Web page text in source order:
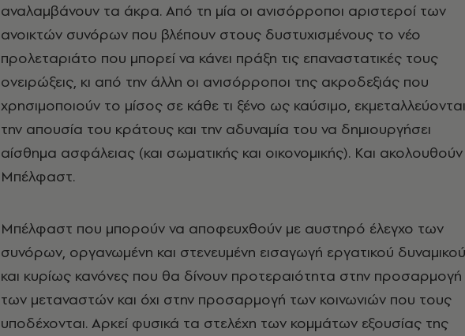
αναλαμβάνουν τα άκρα. Από τη μία οι ανισόρροποι αριστεροί των
ανοικτών συνόρων που βλέπουν στους δυστυχισμένους το νέο
προλεταριάτο που μπορεί να κάνει πράξη τις επαναστατικές τους
ονειρώξεις, κι από την άλλη οι ανισόρροποι της ακροδεξιάς που
χρησιμοποιούν το μίσος σε κάθε τι ξένο ως καύσιμο, εκμεταλλεύονται
την απουσία του κράτους και την αδυναμία του να δημιουργήσει
αίσθημα ασφάλειας (και σωματικής και οικονομικής). Και ακολουθούν
Μπέλφαστ.
Μπέλφαστ που μπορούν να αποφευχθούν με αυστηρό έλεγχο των
συνόρων, οργανωμένη και στενευμένη εισαγωγή εργατικού δυναμικού
και κυρίως κανόνες που θα δίνουν προτεραιότητα στην προσαρμογή
των μεταναστών και όχι στην προσαρμογή των κοινωνιών που τους
υποδέχονται. Αρκεί φυσικά τα στελέχη των κομμάτων εξουσίας της